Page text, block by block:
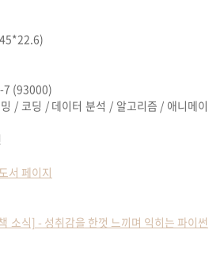
(93000)
/ 코딩 / 데이터 분석 / 알고리즘 / 애니메이
서 페이지
소식] - 성취감을 한껏 느끼며 익히는 파이썬